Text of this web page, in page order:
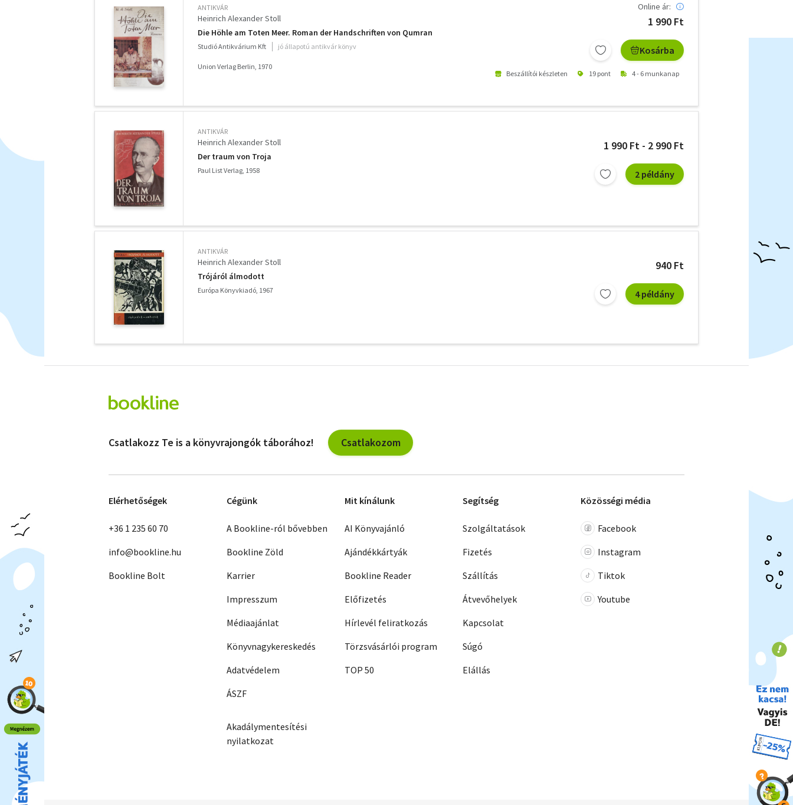
ANTIKVÁR
Heinrich Alexander Stoll
Die Höhle am Toten Meer. Roman der Handschriften von Qumran
Studió Antikvárium Kft jó állapotú antikvár könyv
Union Verlag Berlin, 1970
Online ár:
1 990 Ft
Kosárba
Beszállítói készleten 19 pont 4 - 6 munkanap
ANTIKVÁR
Heinrich Alexander Stoll
Der traum von Troja
Paul List Verlag, 1958
1 990 Ft - 2 990 Ft
2 példány
ANTIKVÁR
Heinrich Alexander Stoll
Trójáról álmodott
Európa Könyvkiadó, 1967
940 Ft
4 példány
szűrők
Csatlakozz Te is a könyvrajongók táborához! Csatlakozom
Elérhetőségek
+36 1 235 60 70
info@bookline.hu
Bookline Bolt
Cégünk
A Bookline-ról bővebben
Bookline Zöld
Karrier
Impresszum
Médiaajánlat
Könyvnagykereskedés
Adatvédelem
ÁSZF
Akadálymentesítési
nyilatkozat
Mit kínálunk
AI Könyvajánló
Ajándékkártyák
Bookline Reader
Előfizetés
Hírlevél feliratkozás
Törzsvásárlói program
TOP 50
Segítség
Szolgáltatások
Fizetés
Szállítás
Átvevőhelyek
Kapcsolat
Súgó
Elállás
Közösségi média
Facebook
Instagram
Tiktok
Youtube